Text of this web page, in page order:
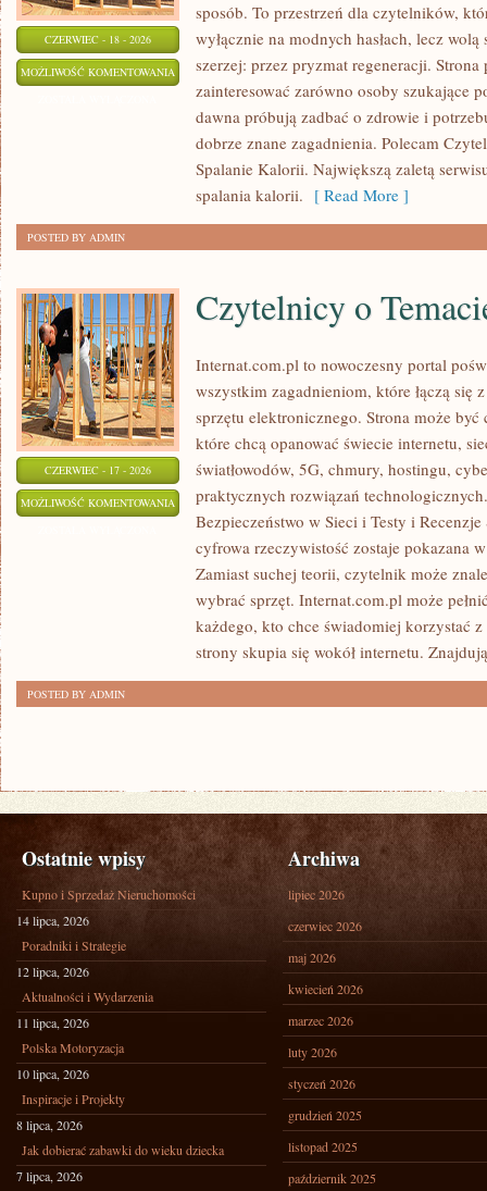
CZERWIEC - 18 - 2026
MOŻLIWOŚĆ KOMENTOWANIA PORADNIK
SUPLEMENTACYJNY
sposób. To przestrzeń dla czytelników,
wyłącznie na modnych hasłach, lecz
szerzej: przez pryzmat regeneracji.
zainteresować zarówno osoby szukające
dawna próbują zadbać o zdrowie i
dobrze znane zagadnienia. Polecam
Spalanie Kalorii. Największą zaletą
spalania kalorii. [ Read More ]
POSTED BY ADMIN
CZERWIEC - 17 - 2026
MOŻLIWOŚĆ KOMENTOWANIA CZYTELNICY
TEMACIE
Czytelnicy o
Internat.com.pl to nowoczesny portal
wszystkim zagadnieniom, które łączą się
sprzętu elektronicznego. Strona może
które chcą opanować świecie internetu,
światłowodów, 5G, chmury, hostingu,
praktycznych rozwiązań
Bezpieczeństwo w Sieci i Testy i
cyfrowa rzeczywistość zostaje pokazana
Zamiast suchej teorii, czytelnik może
wybrać sprzęt. Internat.com.pl może
każdego, kto chce świadomiej korzystać
strony skupia się wokół internetu.
POSTED BY ADMIN
Ostatnie wpisy
Kupno i Sprzedaż Nieruchomości
14 lipca, 2026
Poradniki i Strategie
12 lipca, 2026
Aktualności i Wydarzenia
11 lipca, 2026
Polska Motoryzacja
10 lipca, 2026
Inspiracje i Projekty
8 lipca, 2026
Jak dobierać zabawki do wieku dziecka
7 lipca, 2026
Archiwa
lipiec 2026
czerwiec 2026
maj 2026
kwiecień 2026
marzec 2026
luty 2026
styczeń 2026
grudzień 2025
listopad 2025
październik 2025